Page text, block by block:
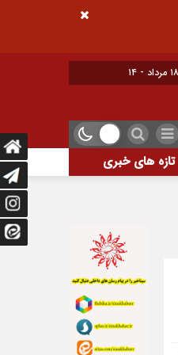
تازه های خبری
احداث فیدرگیری پست سیار شهرک